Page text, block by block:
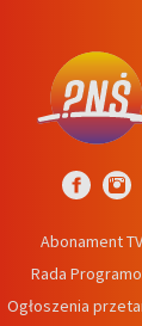
Abonament
Rada
Ogłoszenia